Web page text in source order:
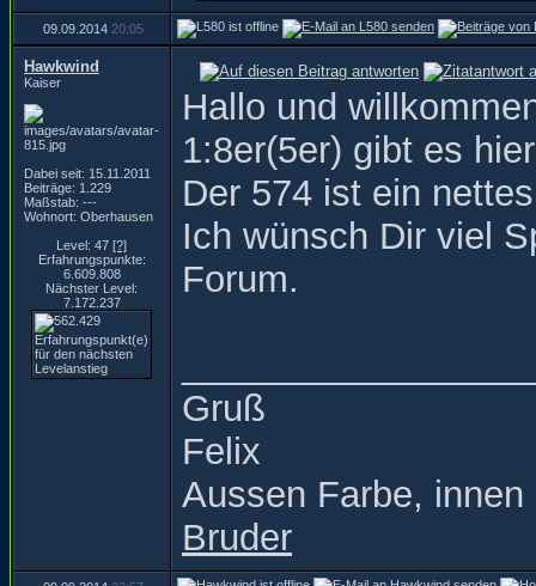
09.09.2014 20:05
Hawkwind
Kaiser
Dabei seit: 15.11.2011
Beiträge: 1.229
Maßstab: ---
Wohnort: Oberhausen
Level: 47 [?]
Erfahrungspunkte:
6.609.808
Nächster Level:
7.172.237
Hallo und
1:8er(5er) gibt es
Der 574 ist ein
Ich wünsch Dir viel
Forum.
Gruß
Felix
Aussen Farbe,
Bruder